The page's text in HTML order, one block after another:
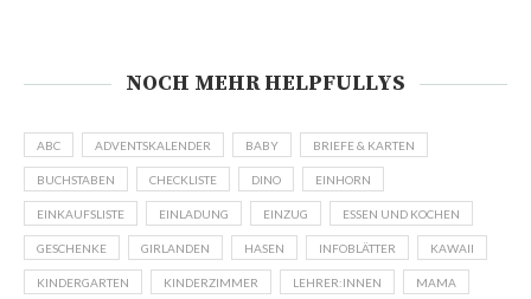
NOCH MEHR HELPFULLYS
ABC ADVENTSKALENDER BABY BRIEFE & KARTEN
BUCHSTABEN CHECKLISTE DINO EINHORN
EINKAUFSLISTE EINLADUNG EINZUG ESSEN UND KOCHEN
GESCHENKE GIRLANDEN HASEN INFOBLÄTTER KAWAII
KINDERGARTEN KINDERZIMMER LEHRER:INNEN MAMA